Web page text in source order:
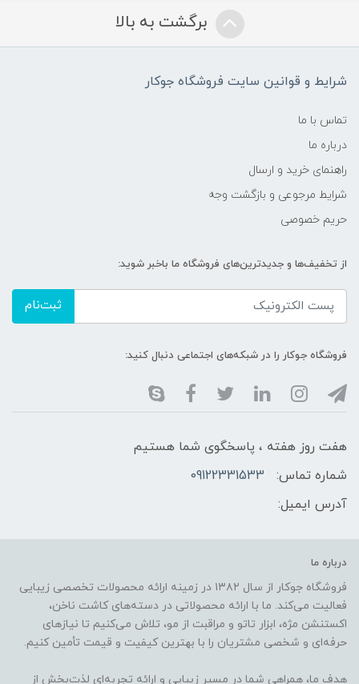
برگشت به بالا
شرایط و قوانین سایت فروشگاه جوکار
تماس با ما
درباره ما
راهنمای خرید و ارسال
شرایط مرجوعی و بازگشت وجه
حریم خصوصی
از تخفیف‌ها و جدیدترین‌های فروشگاه ما باخبر شوید:
ثبت‌نام
فروشگاه جوکار را در شبکه‌های اجتماعی دنبال کنید:
هفت روز هفته ، پاسخگوی شما هستیم
شماره تماس:
09122331533
آدرس ایمیل:
درباره ما
فروشگاه جوکار از سال ۱۳۸۲ در زمینه ارائه محصولات تخصصی زیبایی
فعالیت می‌کند. ما با ارائه محصولاتی در دسته‌های کاشت ناخن،
اکستنشن مژه، ابزار تاتو و مراقبت از مو، تلاش می‌کنیم تا نیازهای
حرفه‌ای و شخصی مشتریان را با بهترین کیفیت و قیمت تأمین کنیم.
هدف ما، همراهی شما در مسیر زیبایی و ارائه تجربه‌ای لذت‌بخش از